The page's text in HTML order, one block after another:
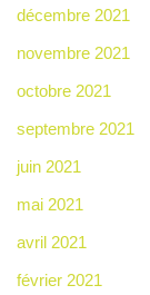
décembre 2021
novembre 2021
octobre 2021
septembre 2021
juin 2021
mai 2021
avril 2021
février 2021